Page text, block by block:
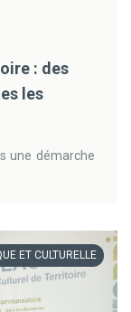
: des
les
une démarche
ET CULTURELLE